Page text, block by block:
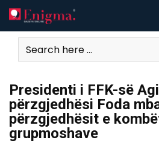
Skip
to
content
Presidenti i FFK-së
përzgjedhësi Foda
përzgjedhësit e
grupmoshave